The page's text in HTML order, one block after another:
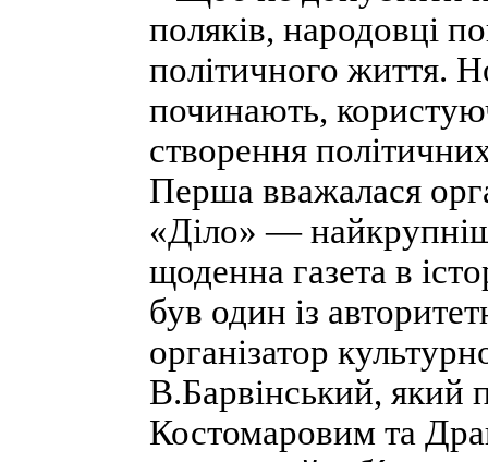
поляків, народовці
політичного життя.
починають,
створення
Перша вважалася
«Діло» —
щоденна газета в
був один із
організатор
В.Барвінський, який
Костомаровим та